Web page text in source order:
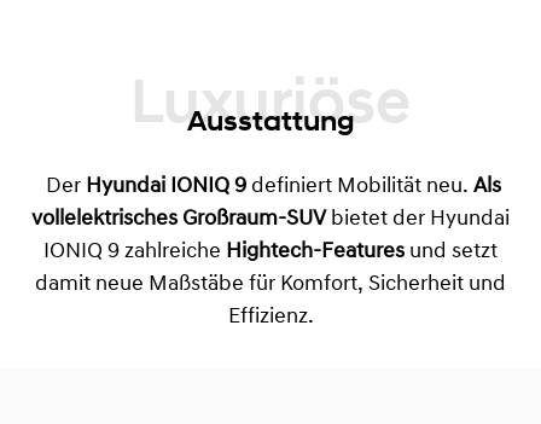
Luxuriöse
Ausstattung
Der Hyundai IONIQ 9definiert Mobilität neu. Als
vollelektrisches Großraum-SUVbietet der Hyundai
IONIQ 9 zahlreiche Hightech-Features und setzt
damit neue Maßstäbe für Komfort, Sicherheit und
Effizienz.